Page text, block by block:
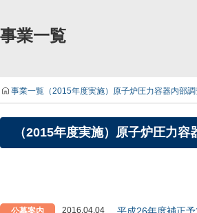
事業一覧
事業一覧 （2015年度実施）原子炉圧力容器内部
（2015年度実施）原子炉圧力
2016.04.04